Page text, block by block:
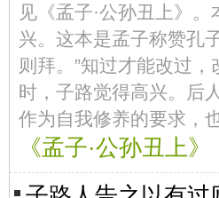
见《孟子·公孙丑上》
兴。这本是孟子称赞孔
则拜。”知过才能改过
时，子路觉得高兴。后
作为自我修养的要求，
《孟子·公孙丑上》